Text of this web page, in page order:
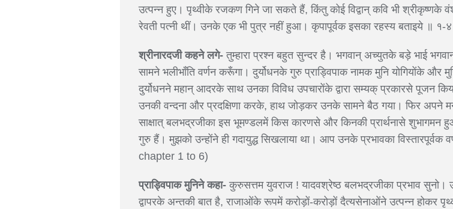
उत्पन्न हुए। पृथ्वीके रजकण गिने जा सकते हैं, किंतु कोई विद्वान् कवि भी श्रीकृष्णके
रेवती पत्नी थीं। उनके एक भी पुत्र नहीं हुआ। कृपापूर्वक इसका रहस्य बताइये ॥ १-
श्रीनारदजी कहने लगे-तुम्हारा प्रश्न बहुत सुन्दर है। भगवान् अच्युतके बड़े भाई
सामने भलीभाँति वर्णन करूँगा। दुर्योधनके गुरु प्राड्विपाक नामक मुनि योगियोंके और
दुर्योधनने महान् आदरके साथ उनका विविध उपचारोंके द्वारा सम्यक् प्रकारसे पूजन
उनकी वन्दना और प्रदक्षिणा करके, हाथ जोड़कर उनके सामने बैठ गया। फिर
साक्षात् बलभद्रजीका इस भूमण्डलमें किस कारणसे और किनकी प्रार्थनासे शुभागमन
गुरु हैं। मुझको उन्होंने ही गदायुद्ध सिखलाया था। आप उनके प्रभावका
chapter 1 to 6)
प्राड्विपाक मुनिने कहा-कुरुसत्तम युवराज ! यादवश्रेष्ठ बलभद्रजीका प्रभाव सुनो।
द्वापरके अन्तकी बात है, राजाओंके रूपमें करोड़ों-करोड़ों दैत्यसेनाओंने उत्पन्न होकर